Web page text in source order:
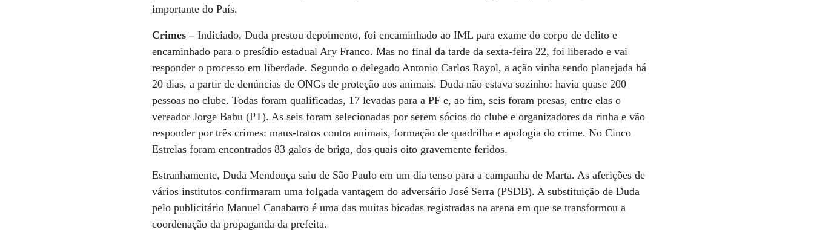
importante do País.
Crimes –Indiciado, Duda prestou depoimento, foi encaminhado ao IML para exame do corpo de delito e
encaminhado para o presídio estadual Ary Franco. Mas no final da tarde da sexta-feira 22, foi liberado e vai
responder o processo em liberdade. Segundo o delegado Antonio Carlos Rayol, a ação vinha sendo planejada há
20 dias, a partir de denúncias de ONGs de proteção aos animais. Duda não estava sozinho: havia quase 200
pessoas no clube. Todas foram qualificadas, 17 levadas para a PF e, ao fim, seis foram presas, entre elas o
vereador Jorge Babu (PT). As seis foram selecionadas por serem sócios do clube e organizadores da rinha e vão
responder por três crimes: maus-tratos contra animais, formação de quadrilha e apologia do crime. No Cinco
Estrelas foram encontrados 83 galos de briga, dos quais oito gravemente feridos.
Estranhamente, Duda Mendonça saiu de São Paulo em um dia tenso para a campanha de Marta. As aferições de
vários institutos confirmaram uma folgada vantagem do adversário José Serra (PSDB). A substituição de Duda
pelo publicitário Manuel Canabarro é uma das muitas bicadas registradas na arena em que se transformou a
coordenação da propaganda da prefeita.